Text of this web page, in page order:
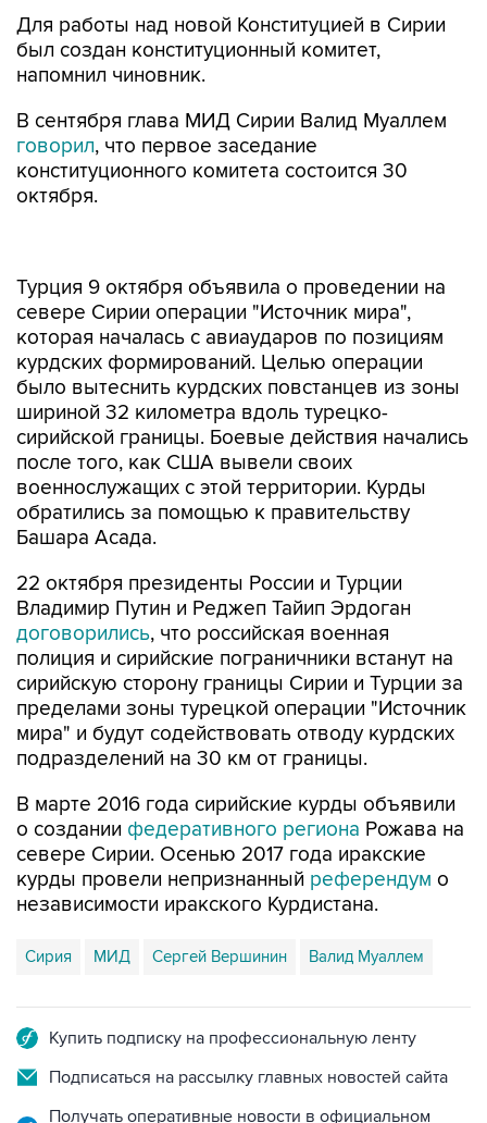
Для работы над новой Конституцией в Сирии
был создан конституционный комитет,
напомнил чиновник.
В сентября глава МИД Сирии Валид Муаллем
говорил, что первое заседание
конституционного комитета состоится 30
октября.
которая началась с авиаударов по позициям
курдских формирований. Целью операции
было вытеснить курдских повстанцев из зоны
шириной 32 километра вдоль турецко-
сирийской границы. Боевые действия начались
после того, как США вывели своих
военнослужащих с этой территории. Курды
обратились за помощью к правительству
Башара Асада.
22 октября президенты России и Турции
договорились, что российская военная
полиция и сирийские пограничники встанут на
сирийскую сторону границы Сирии и Турции за
пределами зоны турецкой операции "Источник
мира" и будут содействовать отводу курдских
подразделений на 30 км от границы.
В марте 2016 года сирийские курды объявили
севере Сирии. Осенью 2017 года иракские
курды провели непризнанныйреферендумо
независимости иракского Курдистана.
Сирия МИД Сергей Вершинин Валид Муаллем
Подписаться на рассылку главных новостей сайта
Получать оперативные новости в официальном